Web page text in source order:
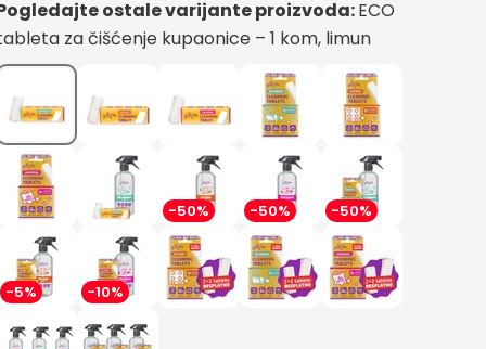
ostale varijante proizvoda:ECO
za čišćenje kupaonice – 1 kom, limun
-50% -50% -50%
-5% -10%